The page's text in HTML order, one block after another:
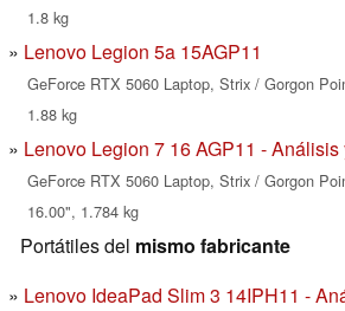
1.8 kg
Lenovo Legion 5a 15AGP11
GeForce RTX 5060 Laptop, Strix / Gorgon
1.88 kg
Lenovo Legion 7 16 AGP11 - Análisis
GeForce RTX 5060 Laptop, Strix / Gorgon
16.00", 1.784 kg
Portátiles del mismo fabricante
Lenovo IdeaPad Slim 3 14IPH11 -